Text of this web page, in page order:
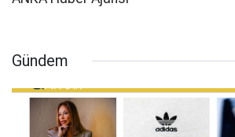
Gündem